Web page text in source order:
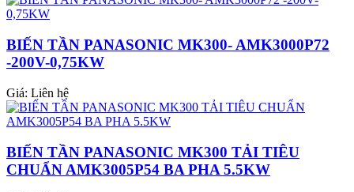
BIẾN TẦN PANASONIC MK300- AMK3000P72
-200V-0,75KW
Giá: Liên hệ
BIẾN TẦN PANASONIC MK300 TẢI TIÊU
CHUẨN AMK3005P54 BA PHA 5.5KW